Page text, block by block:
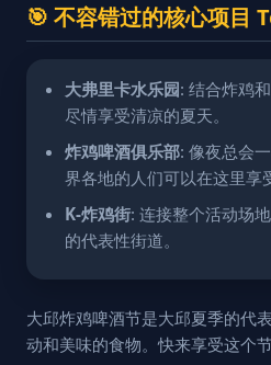
🎯 不容错过的核心项目
大弗里卡水乐园: 结合炸鸡
尽情享受清凉的夏天。
炸鸡啤酒俱乐部: 像夜总会
界各地的人们可以在这里享
K-炸鸡街: 连接整个活动场
的代表性街道。
大邱炸鸡啤酒节是大邱夏季的代
动和美味的食物。快来享受这个